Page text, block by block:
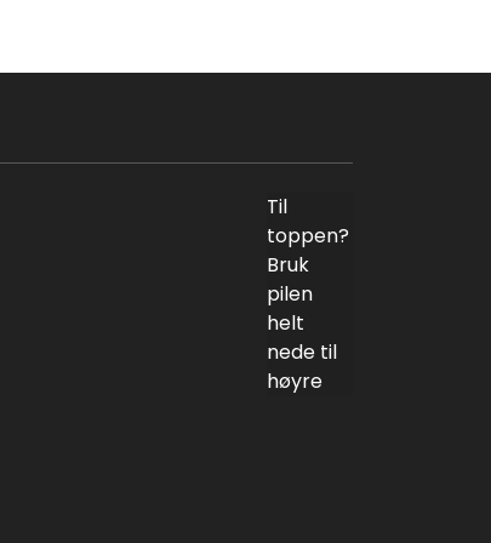
Til
toppen?
Bruk
pilen
helt
nede til
høyre